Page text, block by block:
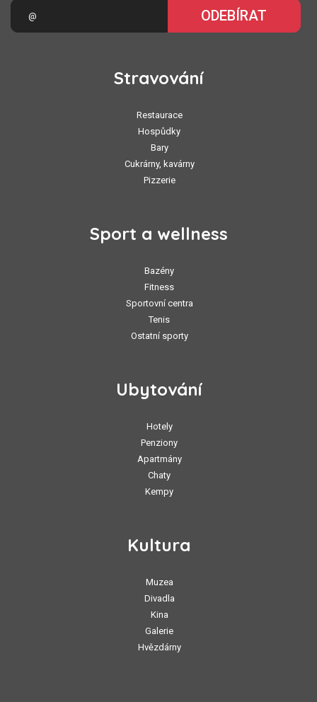
ODEBÍRAT
Stravování
Restaurace
Hospůdky
Bary
Cukrárny, kavárny
Pizzerie
Sport a wellness
Bazény
Fitness
Sportovní centra
Tenis
Ostatní sporty
Ubytování
Hotely
Penziony
Apartmány
Chaty
Kempy
Kultura
Muzea
Divadla
Kina
Galerie
Hvězdárny